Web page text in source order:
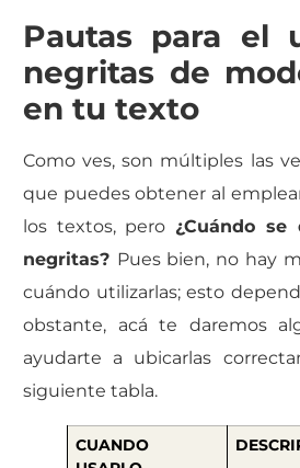
Pautas para el
negritas de
en tu texto
Como ves, son múltiples las
que puedes obtener al
los textos, pero ¿Cuándo
negritas? Pues bien, no hay
cuándo utilizarlas; esto
obstante, acá te daremos
ayudarte a ubicarlas
siguiente tabla.
CUANDO